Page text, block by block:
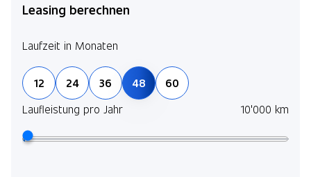
Leasing berechnen
Laufzeit in Monaten
12 24 36 48
60
Laufleistung pro Jahr
10'000 km